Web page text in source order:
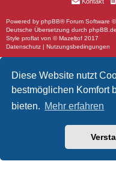
Diese Website nutzt
bestmöglichen Komfort
bieten. Mehr erfahren
Powered by phpBB® Forum Software
Deutsche Übersetzung durch phpBB.de
Style proflat von ©Mazeltof 2017
Datenschutz | Nutzungsbedingungen